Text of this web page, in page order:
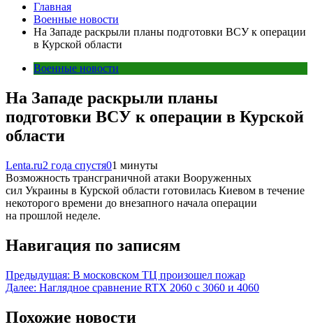
Главная
Военные новости
На Западе раскрыли планы подготовки ВСУ к операции
в Курской области
Военные новости
На Западе раскрыли планы
подготовки ВСУ к операции в Курской
области
Lenta.ru2 года спустя01 минуты
Возможность трансграничной атаки Вооруженных
сил Украины в Курской области готовилась Киевом в течение
некоторого времени до внезапного начала операции
на прошлой неделе.
Навигация по записям
Предыдущая: В московском ТЦ произошел пожар
Далее: Наглядное сравнение RTX 2060 c 3060 и 4060
Похожие новости